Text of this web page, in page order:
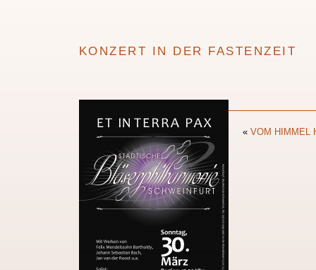
KONZERT IN DER FASTENZEIT
« VOM HIMMEL